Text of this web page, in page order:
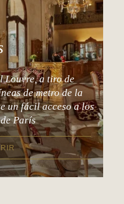
Louvre, a tiro de
de metro de la
un fácil acceso a los
París